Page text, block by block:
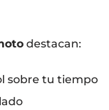
destacan:
sobre tu tiempo